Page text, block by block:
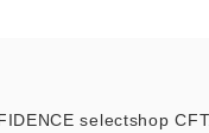
selectshop CFT.